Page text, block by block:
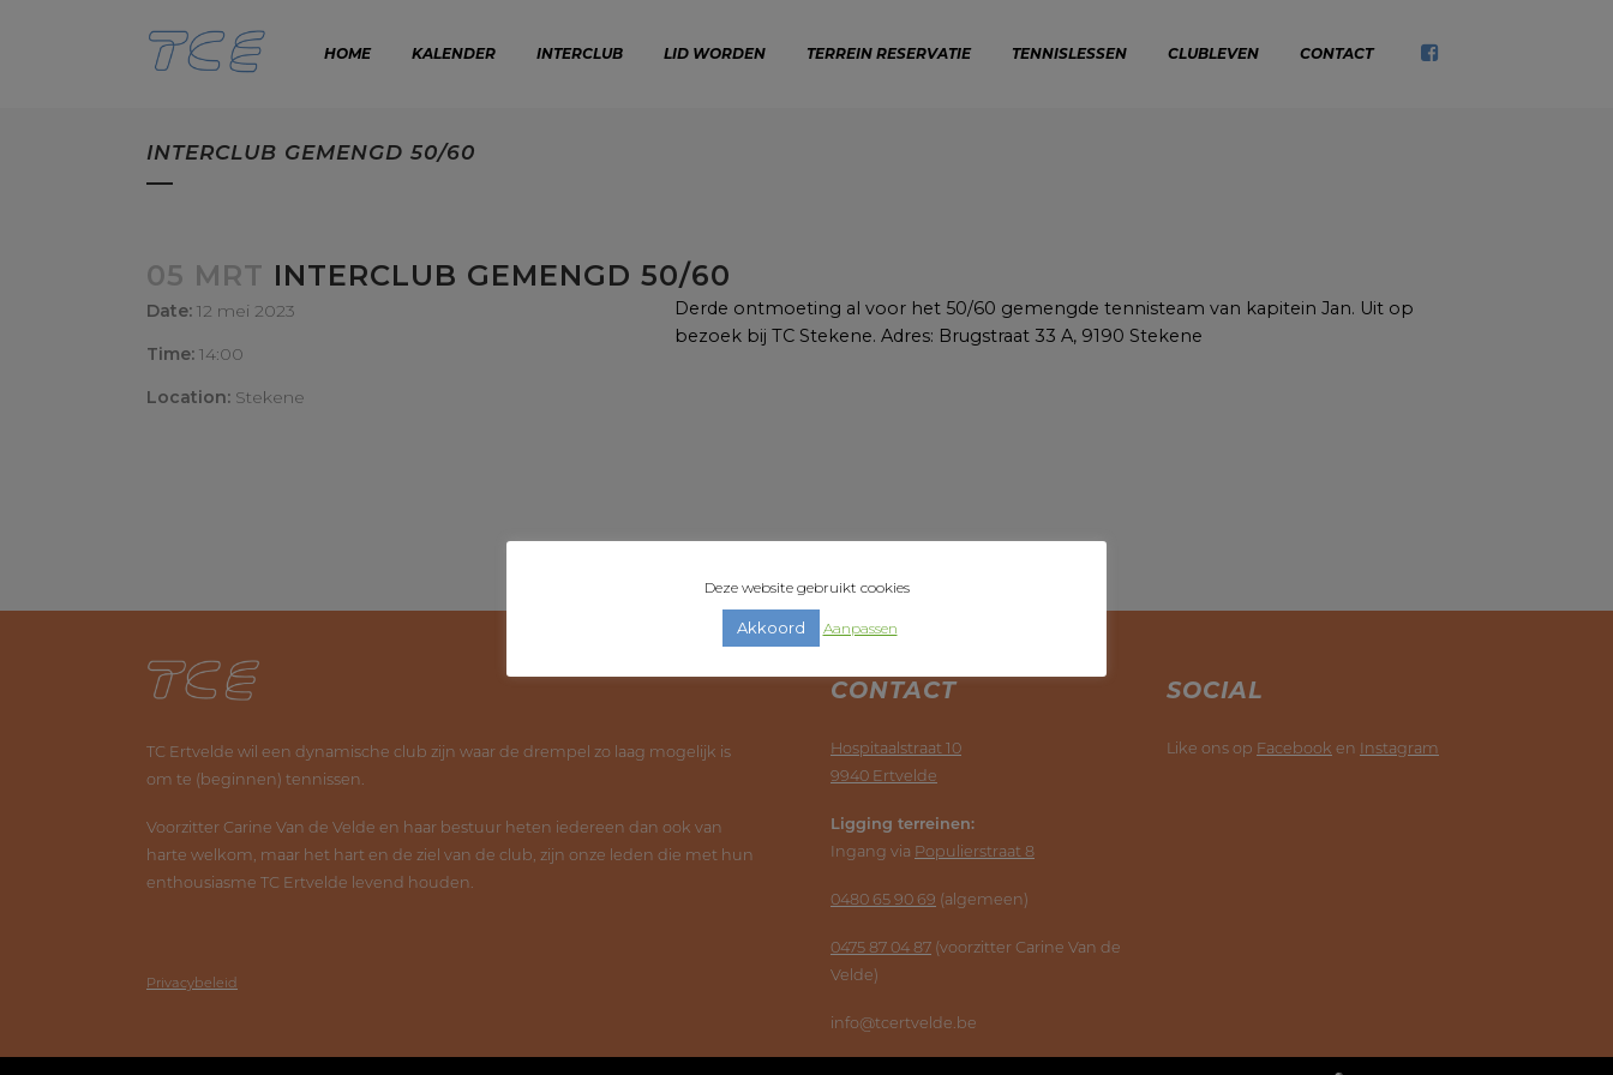
HOME KALENDER INTERCLUB LID WORDEN TERREIN RESERVATIE TENNISLESSEN CLUBLEVEN CONTACT
INTERCLUB GEMENGD 50/60
05 MRT INTERCLUB GEMENGD 50/60
Date: 12 mei 2023
Time: 14:00
Location: Stekene
Derde ontmoeting al voor het 50/60 gemengde tennisteam van kapitein Jan. Uit op
bezoek bij TC Stekene. Adres: Brugstraat 33 A, 9190 Stekene
TC Ertvelde wil een dynamische club zijn waar de drempel zo laag mogelijk is
om te (beginnen) tennissen.
Voorzitter Carine Van de Velde en haar bestuur heten iedereen dan ook van
harte welkom, maar het hart en de ziel van de club, zijn onze leden die met hun
enthousiasme TC Ertvelde levend houden.
Privacybeleid
CONTACT
Hospitaalstraat 10
9940 Ertvelde
Ligging terreinen:
Ingang via Populierstraat 8
0480 65 90 69 (algemeen)
0475 87 04 87 (voorzitter Carine Van de
Velde)
info@tcertvelde.be
SOCIAL
Like ons op Facebook en Instagram
Deze website gebruikt cookies
Akkoord Aanpassen